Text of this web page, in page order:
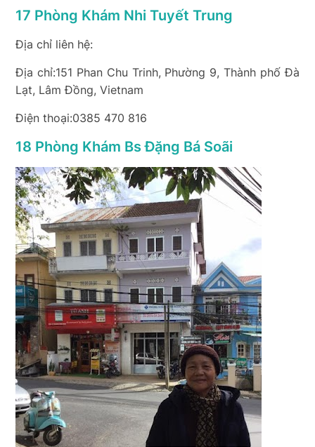
17 Phòng Khám Nhi Tuyết Trung
Địa chỉ liên hệ:
Địa chỉ:151 Phan Chu Trinh, Phường 9, Thành phố Đà
Lạt, Lâm Đồng, Vietnam
Điện thoại:0385 470 816
18 Phòng Khám Bs Đặng Bá Soãi